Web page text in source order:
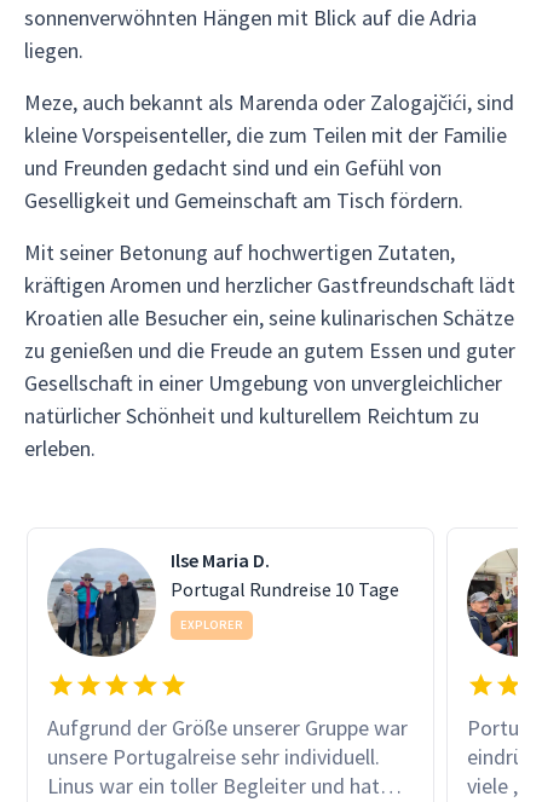
sonnenverwöhnten Hängen mit Blick auf die Adria
liegen.
Meze, auch bekannt als Marenda oder Zalogajčići, sind
kleine Vorspeisenteller, die zum Teilen mit der Familie
und Freunden gedacht sind und ein Gefühl von
Geselligkeit und Gemeinschaft am Tisch fördern.
Mit seiner Betonung auf hochwertigen Zutaten,
kräftigen Aromen und herzlicher Gastfreundschaft lädt
Kroatien alle Besucher ein, seine kulinarischen Schätze
zu genießen und die Freude an gutem Essen und guter
Gesellschaft in einer Umgebung von unvergleichlicher
natürlicher Schönheit und kulturellem Reichtum zu
erleben.
Ilse Maria D.
Portugal Rundreise 10 Tage
EXPLORER
Aufgrund der Größe unserer Gruppe war
unsere Portugalreise sehr individuell.
Linus war ein toller Begleiter und hat
viele